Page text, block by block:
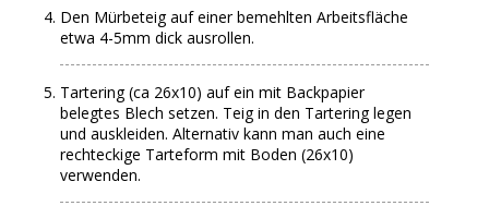
Den Mürbeteig auf einer bemehlten Arbeitsfläche
etwa 4-5mm dick ausrollen.
Tartering (ca 26x10) auf ein mit Backpapier
belegtes Blech setzen. Teig in den Tartering legen
und auskleiden. Alternativ kann man auch eine
rechteckige Tarteform mit Boden (26x10)
verwenden.